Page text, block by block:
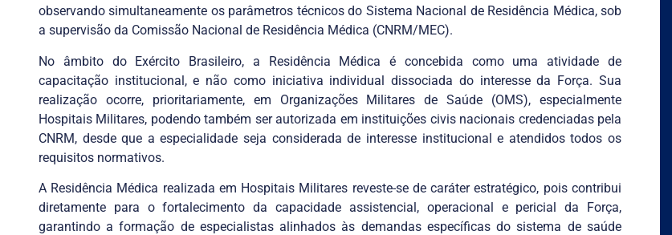
observando simultaneamente os parâmetros técnicos do Sistema Nacional de Residência Médica, sob
a supervisão da Comissão Nacional de Residência Médica (CNRM/MEC).
No âmbito do Exército Brasileiro, a Residência Médica é concebida como uma atividade de
capacitação institucional, e não como iniciativa individual dissociada do interesse da Força. Sua
realização ocorre, prioritariamente, em Organizações Militares de Saúde (OMS), especialmente
Hospitais Militares, podendo também ser autorizada em instituições civis nacionais credenciadas pela
CNRM, desde que a especialidade seja considerada de interesse institucional e atendidos todos os
requisitos normativos.
A Residência Médica realizada em Hospitais Militares reveste-se de caráter estratégico, pois contribui
diretamente para o fortalecimento da capacidade assistencial, operacional e pericial da Força,
garantindo a formação de especialistas alinhados às demandas específicas do sistema de saúde